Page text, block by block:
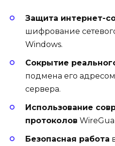
Защита интернет-
шифрование
Windows.
Сокрытие
подмена его
сервера.
Использование
протоколов
Безопасная работа